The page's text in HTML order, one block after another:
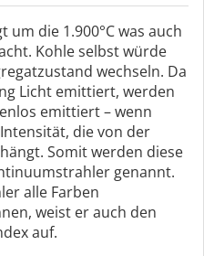
die 1.900°C was auch
Kohle selbst würde
wechseln. Da
Licht emittiert, werden
emittiert – wenn
die von der
Somit werden diese
genannt.
alle Farben
weist er auch den
auf.